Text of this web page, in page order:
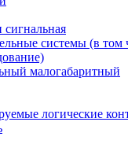
системы (в том
малогабаритный
логические